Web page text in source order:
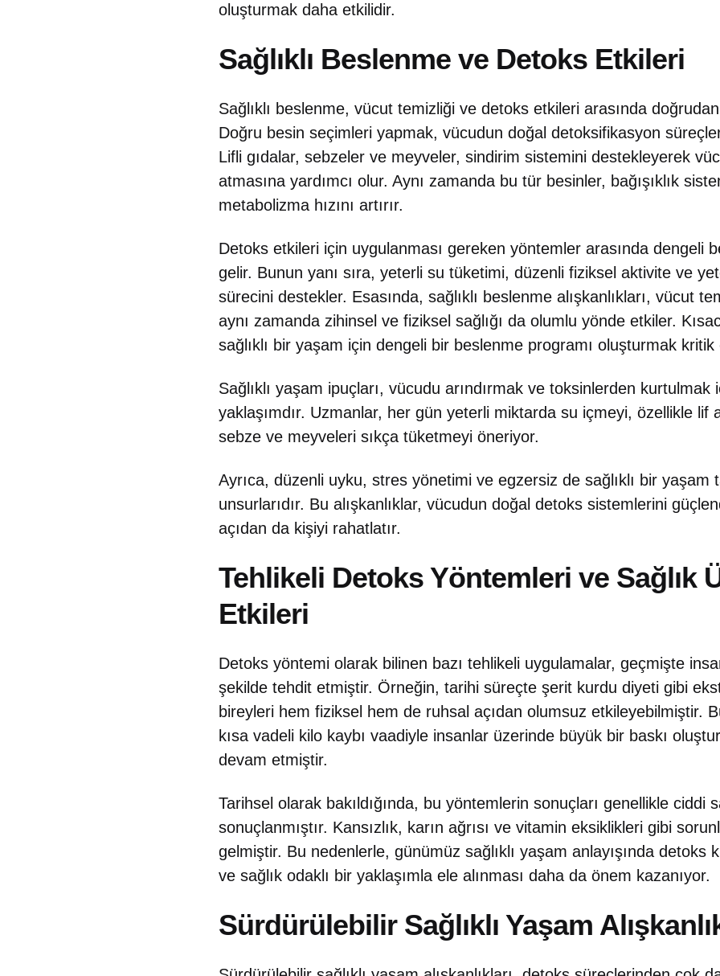
oluşturmak daha etkilidir.
Sağlıklı Beslenme ve Detoks Etkileri
Sağlıklı beslenme, vücut temizliği ve detoks etkileri arasında
Doğru besin seçimleri yapmak, vücudun doğal detoksifikasyon
Lifli gıdalar, sebzeler ve meyveler, sindirim sistemini destekleyerek
atmasına yardımcı olur. Aynı zamanda bu tür besinler, bağışıklık
metabolizma hızını artırır.
Detoks etkileri için uygulanması gereken yöntemler arasında dengeli
gelir. Bunun yanı sıra, yeterli su tüketimi, düzenli fiziksel aktivite ve
sürecini destekler. Esasında, sağlıklı beslenme alışkanlıkları, vücut
aynı zamanda zihinsel ve fiziksel sağlığı da olumlu yönde etkiler.
sağlıklı bir yaşam için dengeli bir beslenme programı oluşturmak
Sağlıklı yaşam ipuçları, vücudu arındırmak ve toksinlerden kurtulmak
yaklaşımdır. Uzmanlar, her gün yeterli miktarda su içmeyi, özellikle lif
sebze ve meyveleri sıkça tüketmeyi öneriyor.
Ayrıca, düzenli uyku, stres yönetimi ve egzersiz de sağlıklı bir yaşam
unsurlarıdır. Bu alışkanlıklar, vücudun doğal detoks sistemlerini
açıdan da kişiyi rahatlatır.
Tehlikeli Detoks Yöntemleri ve Sağlık
Etkileri
Detoks yöntemi olarak bilinen bazı tehlikeli uygulamalar, geçmişte
şekilde tehdit etmiştir. Örneğin, tarihi süreçte şerit kurdu diyeti gibi
bireyleri hem fiziksel hem de ruhsal açıdan olumsuz etkileyebilmiştir.
kısa vadeli kilo kaybı vaadiyle insanlar üzerinde büyük bir baskı
devam etmiştir.
Tarihsel olarak bakıldığında, bu yöntemlerin sonuçları genellikle ciddi
sonuçlanmıştır. Kansızlık, karın ağrısı ve vitamin eksiklikleri gibi
gelmiştir. Bu nedenlerle, günümüz sağlıklı yaşam anlayışında detoks
ve sağlık odaklı bir yaklaşımla ele alınması daha da önem kazanıyor.
Sürdürülebilir Sağlıklı Yaşam